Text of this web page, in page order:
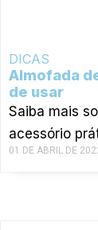
DICAS
Almofada
de usar
Saiba mais
acessório
01 DE ABRIL DE